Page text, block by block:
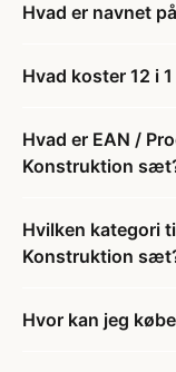
Hvad er navnet
Hvad koster 12 i
Hvad er EAN /
Konstruktion
Hvilken kategori
Konstruktion
Hvor kan jeg